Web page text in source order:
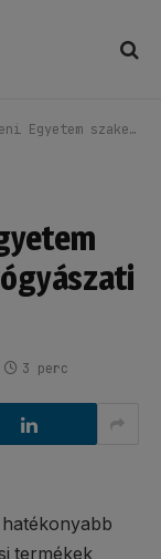
bőrgyógyászati kutatását
3 perc
termékek